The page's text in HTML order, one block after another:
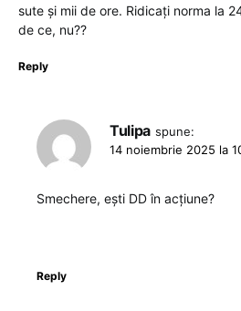
sute și mii de ore. Ridicați norma la
de ce, nu??
Reply
Tulipa spune:
14 noiembrie 2025 la
Smechere, ești DD în acțiune?
Reply